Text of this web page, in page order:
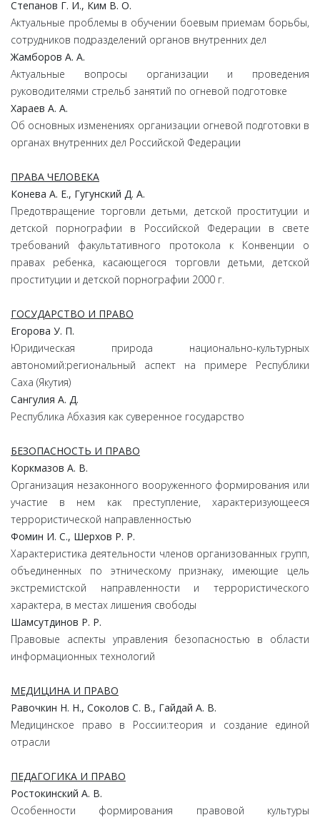
Степанов Г. И., Ким В. О.
Актуальные проблемы в обучении боевым приемам борьбы,
сотрудников подразделений органов внутренних дел
Жамборов А. А.
Актуальные вопросы организации и проведения
руководителями стрельб занятий по огневой подготовке
Хараев А. А.
Об основных изменениях организации огневой подготовки в
органах внутренних дел Российской Федерации
ПРАВА ЧЕЛОВЕКА
Конева А. Е., Гугунский Д. А.
Предотвращение торговли детьми, детской проституции и
детской порнографии в Российской Федерации в свете
требований факультативного протокола к Конвенции о
правах ребенка, касающегося торговли детьми, детской
проституции и детской порнографии 2000 г.
ГОСУДАРСТВО И ПРАВО
Егорова У. П.
Юридическая природа национально-культурных
автономий:региональный аспект на примере Республики
Саха (Якутия)
Сангулия А. Д.
Республика Абхазия как суверенное государство
БЕЗОПАСНОСТЬ И ПРАВО
Коркмазов А. В.
Организация незаконного вооруженного формирования или
участие в нем как преступление, характеризующееся
террористической направленностью
Фомин И. С., Шерхов Р. Р.
Характеристика деятельности членов организованных групп,
объединенных по этническому признаку, имеющие цель
экстремистской направленности и террористического
характера, в местах лишения свободы
Шамсутдинов Р. Р.
Правовые аспекты управления безопасностью в области
информационных технологий
МЕДИЦИНА И ПРАВО
Равочкин Н. Н., Соколов С. В., Гайдай А. В.
Медицинское право в России:теория и создание единой
отрасли
ПЕДАГОГИКА И ПРАВО
Ростокинский А. В.
Особенности формирования правовой культуры